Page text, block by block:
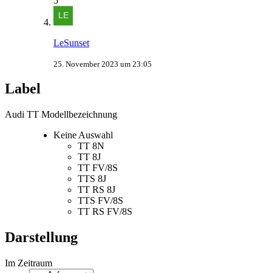
LeSunset
25. November 2023 um 23:05
Label
Audi TT Modellbezeichnung
Keine Auswahl
TT 8N
TT 8J
TT FV/8S
TTS 8J
TT RS 8J
TTS FV/8S
TT RS FV/8S
Darstellung
Im Zeitraum